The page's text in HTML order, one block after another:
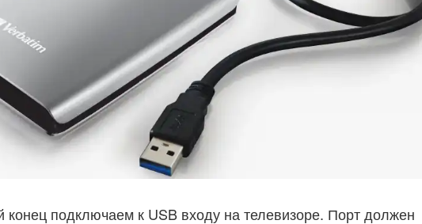
конец подключаем к USB входу на телевизоре. Порт должен